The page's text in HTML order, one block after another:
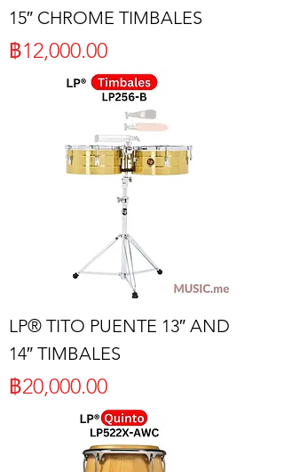
15″ CHROME TIMBALES
ราคา
฿12,000.00
LP® TITO PUENTE 13″ AND
14″ TIMBALES
ราคา
฿20,000.00